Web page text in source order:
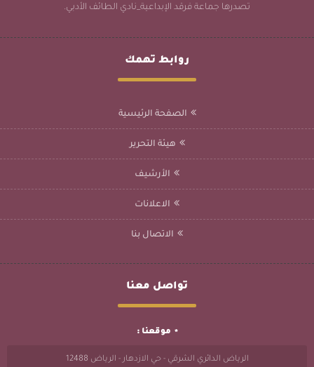
تصدرها جماعة فرقد الإبداعية_نادي الطائف الأدبي.
روابط تهمك
الصفحة الرئيسية
هيئة التحرير
الأرشيف
الاعلانات
الاتصال بنا
تواصل معنا
موقعنا :
الرياض الدائري الشرقي - حي الازدهار - الرياض 12488